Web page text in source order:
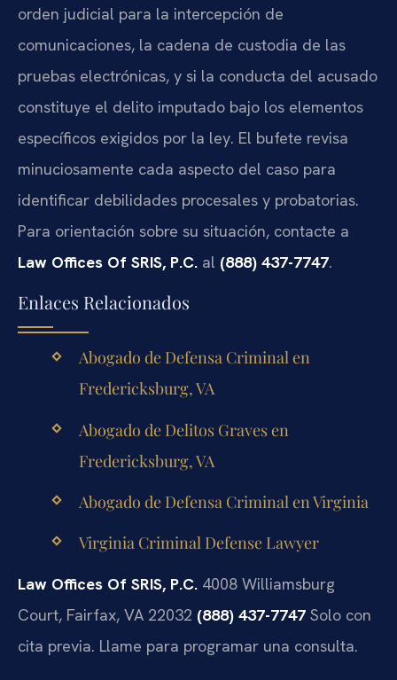
orden judicial para la intercepción de
comunicaciones, la cadena de custodia de las
pruebas electrónicas, y si la conducta del acusado
constituye el delito imputado bajo los elementos
específicos exigidos por la ley. El bufete revisa
minuciosamente cada aspecto del caso para
identificar debilidades procesales y probatorias.
Para orientación sobre su situación, contacte a
Law Offices Of SRIS, P.C. al (888) 437-7747.
Enlaces Relacionados
Abogado de Defensa Criminal en
Fredericksburg, VA
Abogado de Delitos Graves en
Fredericksburg, VA
Abogado de Defensa Criminal en Virginia
Virginia Criminal Defense Lawyer
Law Offices Of SRIS, P.C. 4008 Williamsburg
Court, Fairfax, VA 22032 (888) 437-7747 Solo con
cita previa. Llame para programar una consulta.